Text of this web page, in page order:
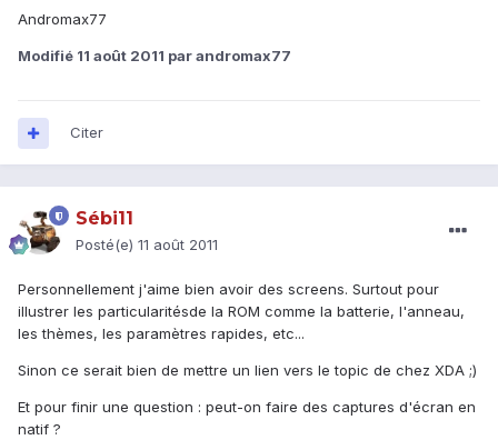
Andromax77
Modifié 11 août 2011 par andromax77
Citer
Sébi11
Posté(e) 11 août 2011
Personnellement j'aime bien avoir des screens. Surtout pour
illustrer les particularitésde la ROM comme la batterie, l'anneau,
les thèmes, les paramètres rapides, etc...
Sinon ce serait bien de mettre un lien vers le topic de chez XDA ;)
Et pour finir une question : peut-on faire des captures d'écran en
natif ?